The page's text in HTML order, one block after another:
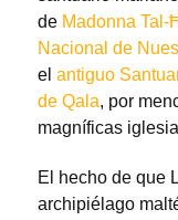
de Madonna
Nacional de
el antiguo
de Qala, por
magníficas
El hecho de que
archipiélago